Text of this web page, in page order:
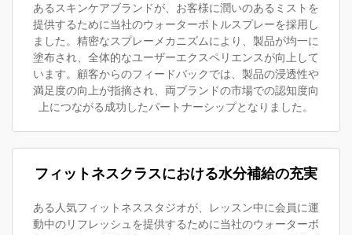
あるスキンケアブランドが、お客様に潤いのあるミストを
提供するために当社のウォーターボトルスプレーを採用し
ました。精密なスプレーメカニズムにより、製品が均一に
塗布され、全体的なユーザーエクスペリエンスが向上して
います。顧客からのフィードバックでは、製品の浸透性や
満足度の向上が指摘され、両ブランドの市場での認知度向
上につながる成功したパートナーシップとなりました。
フィットネスクラスにおける水分補給の充実
ある人気フィットネススタジオが、レッスン中に会員に運
動中のリフレッシュを提供するために当社のウォーターボ